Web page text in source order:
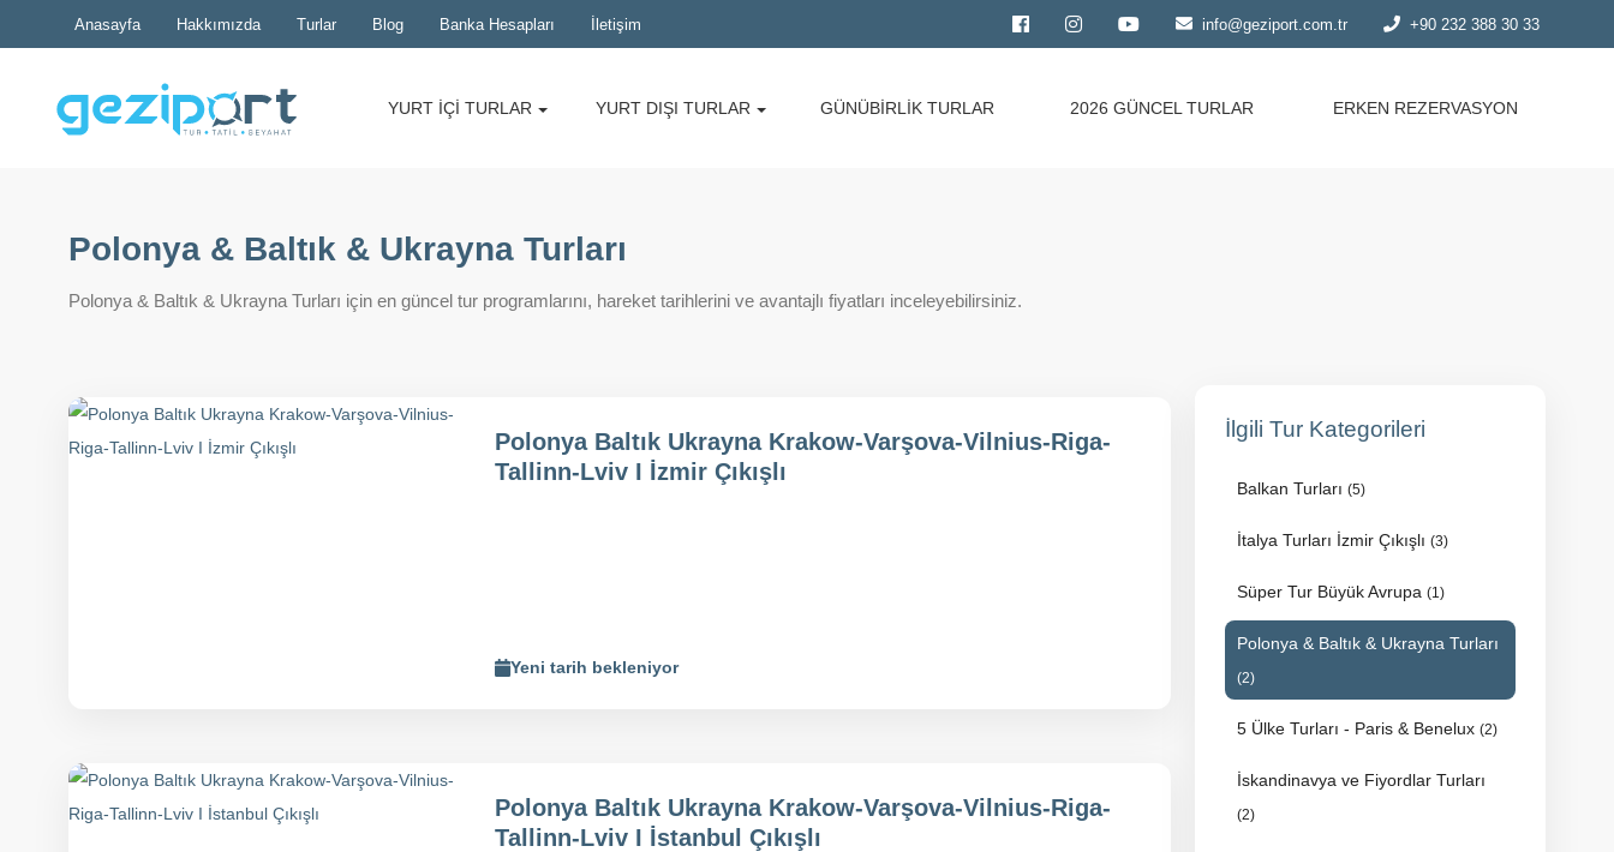
Anasayfa Hakkımızda Turlar Blog Banka Hesapları İletişim info@geziport.com.tr +90 232 388 30 33
YURT İÇİ TURLAR YURT DIŞI TURLAR GÜNÜBİRLİK TURLAR 2026 GÜNCEL TURLAR ERKEN REZERVASYON
Polonya & Baltık & Ukrayna Turları
Polonya & Baltık & Ukrayna Turları için en güncel tur programlarını, hareket tarihlerini ve avantajlı fiyatları inceleyebilirsiniz.
Polonya Baltık Ukrayna Krakow-Varşova-Vilnius-Riga-
Tallinn-Lviv I İzmir Çıkışlı
Yeni tarih bekleniyor
Polonya Baltık Ukrayna Krakow-Varşova-Vilnius-Riga-
Tallinn-Lviv I İstanbul Çıkışlı
İlgili Tur Kategorileri
Balkan Turları (5)
İtalya Turları İzmir Çıkışlı (3)
Süper Tur Büyük Avrupa (1)
Polonya & Baltık & Ukrayna Turları
(2)
5 Ülke Turları - Paris & Benelux (2)
İskandinavya ve Fiyordlar Turları
(2)